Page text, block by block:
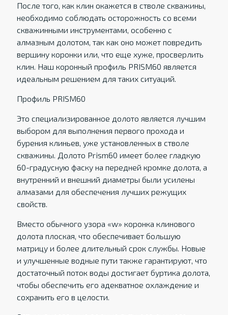
После того, как клин окажется в стволе скважины,
необходимо соблюдать осторожность со всеми
скважинными инструментами, особенно с
алмазным долотом, так как оно может повредить
вершину коронки или, что еще хуже, просверлить
клин. Наш коронный профиль PRISM60 является
идеальным решением для таких ситуаций.
Профиль PRISM60
Это специализированное долото является лучшим
выбором для выполнения первого прохода и
бурения клиньев, уже установленных в стволе
скважины. Долото Prism60 имеет более гладкую
60-градусную фаску на передней кромке долота, а
внутренний и внешний диаметры были усилены
алмазами для обеспечения лучших режущих
свойств.
Вместо обычного узора «w» коронка клинового
долота плоская, что обеспечивает большую
матрицу и более длительный срок службы. Новые
и улучшенные водные пути также гарантируют, что
достаточный поток воды достигает буртика долота,
чтобы обеспечить его адекватное охлаждение и
сохранить его в целости.